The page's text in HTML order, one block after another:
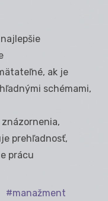
ak je
schémami,
prehľadnosť,
prácu
manažment